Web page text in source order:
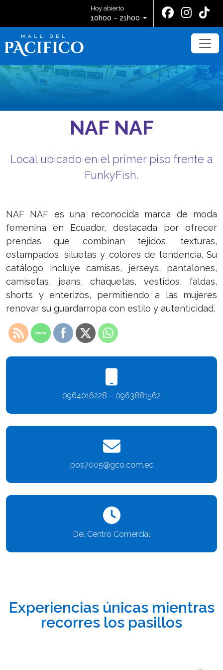
Hoy abierto
10h00 – 21h00
NAF NAF
Local ubicado en el primer piso frente a
FunkyFish.
NAF NAF es una reconocida marca de moda
femenina en Ecuador, destacada por ofrecer
prendas que combinan tejidos, texturas,
estampados, siluetas y colores de tendencia. Su
catálogo incluye camisas, jerseys, pantalones,
camisetas, jeans, chaquetas, vestidos, faldas,
shorts y enterizos, permitiendo a las mujeres
renovar su guardarropa con estilo y autenticidad.
0964016228 – 0963881562
pos7005@gco.com.ec
Del Centro Comercial
Experiencias únicas mientras
recorres los pasillos